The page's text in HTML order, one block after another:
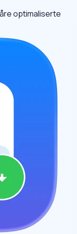
optimaliserte